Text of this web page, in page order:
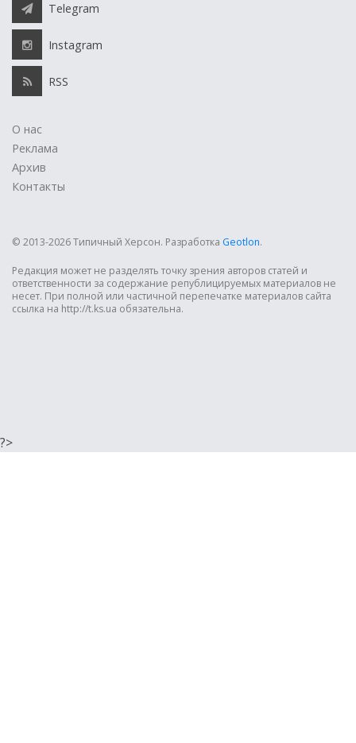
Telegram
Instagram
RSS
О нас
Реклама
Архив
Контакты
© 2013-2026 Типичный Херсон. Разработка Geotlon.
Редакция может не разделять точку зрения авторов статей и
ответственности за содержание републицируемых материалов не
несет. При полной или частичной перепечатке материалов сайта
ссылка на http://t.ks.ua обязательна.
?>